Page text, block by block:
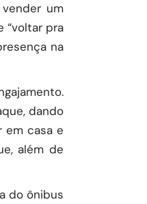
um
“voltar pra
na
dando
em casa e
além de
do ônibus